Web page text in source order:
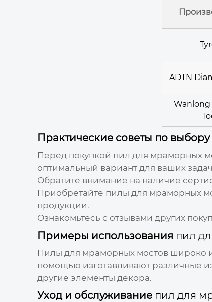
ADTN
Практические советы по выбору
Перед покупкой пил для мраморных
оптимальный вариант для ваших
Обратите внимание на наличие
Приобретайте пилы для мраморных
продукции.
Ознакомьтесь с отзывами других
Примеры использования пил
Пилы для мраморных мостовшироко
помощью изготавливают различные
другие элементы декора.
Уход и обслуживание пил для